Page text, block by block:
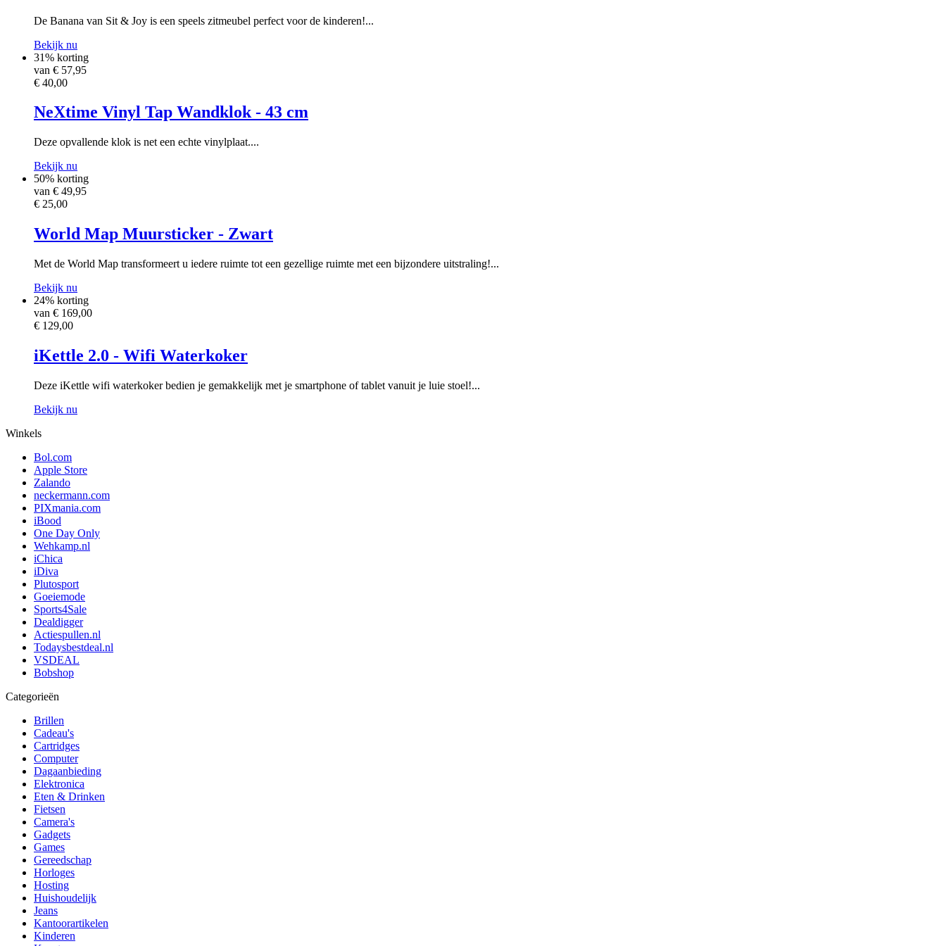
De Banana van Sit & Joy is een speels zitmeubel perfect voor de kinderen!...
Bekijk nu
31% korting
van € 57,95
€ 40,00
NeXtime Vinyl Tap Wandklok - 43 cm
Deze opvallende klok is net een echte vinylplaat....
Bekijk nu
50% korting
van € 49,95
€ 25,00
World Map Muursticker - Zwart
Met de World Map transformeert u iedere ruimte tot een gezellige ruimte met een bijzondere uitstraling!...
Bekijk nu
24% korting
van € 169,00
€ 129,00
iKettle 2.0 - Wifi Waterkoker
Deze iKettle wifi waterkoker bedien je gemakkelijk met je smartphone of tablet vanuit je luie stoel!...
Bekijk nu
Winkels
Bol.com
Apple Store
Zalando
neckermann.com
PIXmania.com
iBood
One Day Only
Wehkamp.nl
iChica
iDiva
Plutosport
Goeiemode
Sports4Sale
Dealdigger
Actiespullen.nl
Todaysbestdeal.nl
VSDEAL
Bobshop
Categorieën
Brillen
Cadeau's
Cartridges
Computer
Dagaanbieding
Elektronica
Eten & Drinken
Fietsen
Camera's
Gadgets
Games
Gereedschap
Horloges
Hosting
Huishoudelijk
Jeans
Kantoorartikelen
Kinderen